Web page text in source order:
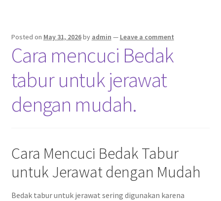
Posted on May 31, 2026by admin — Leave a comment
Cara mencuci Bedak
tabur untuk jerawat
dengan mudah.
Cara Mencuci Bedak Tabur
untuk Jerawat dengan Mudah
Bedak tabur untuk jerawat sering digunakan karena